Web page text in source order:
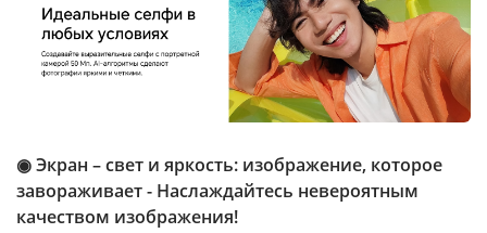
◉ Экран – свет и яркость: изображение, которое
завораживает - Наслаждайтесь невероятным
качеством изображения!